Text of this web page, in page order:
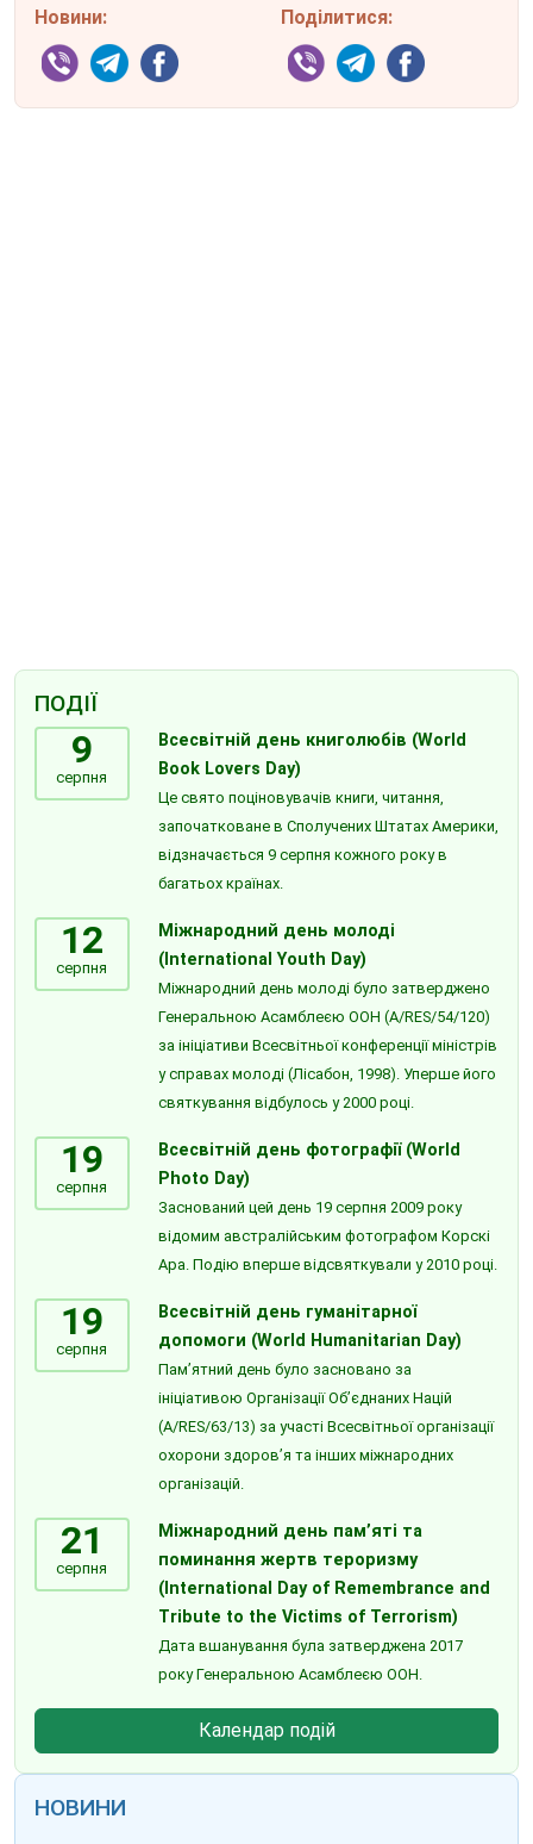
Новини: Поділитися:
ПОДІЇ
9
серпня
Всесвітній день книголюбів (World
Book Lovers Day)
Це свято поціновувачів книги, читання,
започатковане в Сполучених Штатах Америки,
відзначається 9 серпня кожного року в
багатьох країнах.
12
серпня
Міжнародний день молоді
(International Youth Day)
Міжнародний день молоді було затверджено
Генеральною Асамблеєю ООН (A/RES/54/120)
за ініціативи Всесвітньої конференції міністрів
у справах молоді (Лісабон, 1998). Уперше його
святкування відбулось у 2000 році.
19
серпня
Всесвітній день фотографії (World
Photo Day)
Заснований цей день 19 серпня 2009 року
відомим австралійським фотографом Корскі
Ара. Подію вперше відсвяткували у 2010 році.
19
серпня
Всесвітній день гуманітарної
допомоги (World Humanitarian Day)
Пам’ятний день було засновано за
ініціативою Організації Об’єднаних Націй
(A/RES/63/13) за участі Всесвітньої організації
охорони здоров’я та інших міжнародних
організацій.
21
серпня
Міжнародний день пам’яті та
поминання жертв тероризму
(International Day of Remembrance and
Tribute to the Victims of Terrorism)
Дата вшанування була затверджена 2017
року Генеральною Асамблеєю ООН.
Календар подій
НОВИНИ